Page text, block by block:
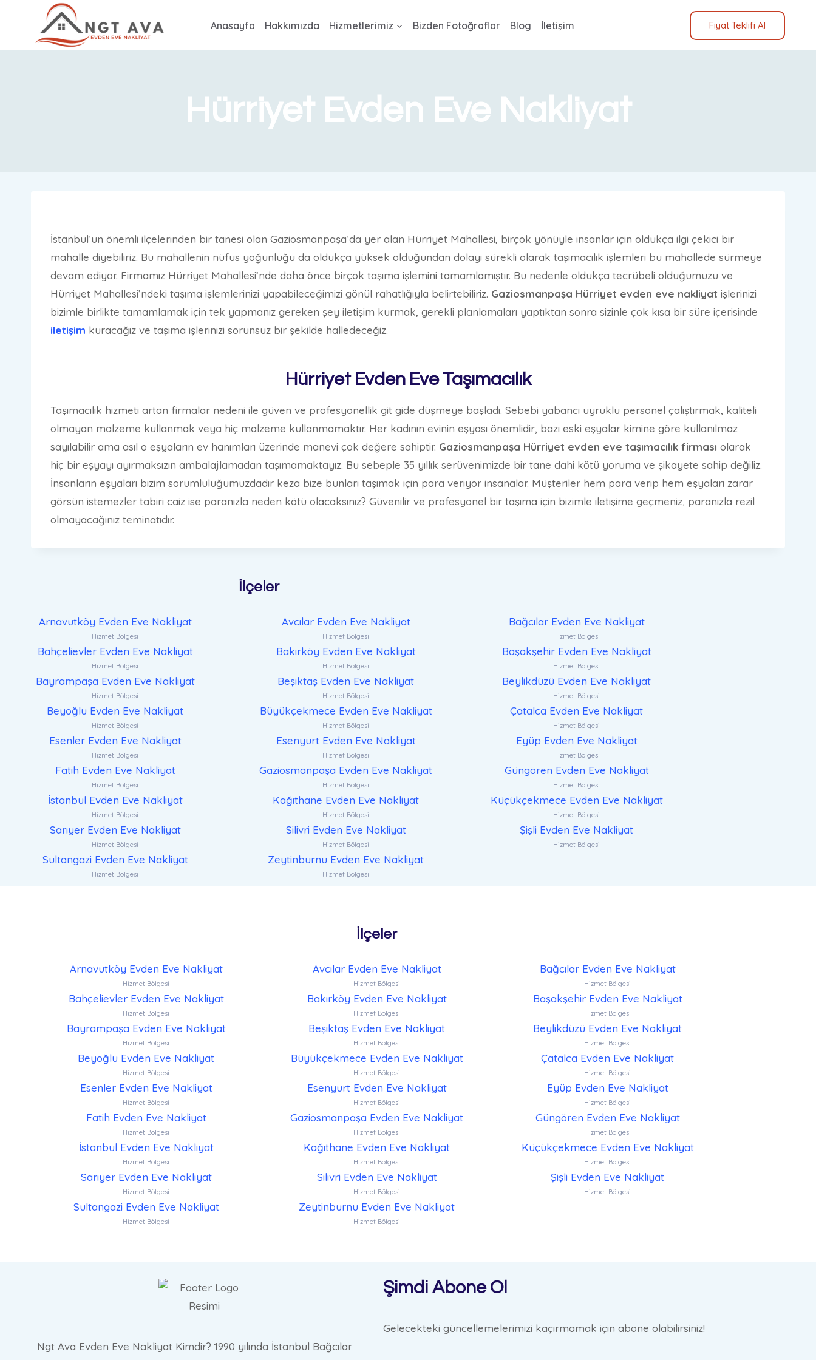
Anasayfa Hakkımızda Hizmetlerimiz Bizden Fotoğraflar Blog İletişim Fiyat Teklifi Al
Hürriyet Evden Eve Nakliyat
İstanbul’un önemli ilçelerinden bir tanesi olan Gaziosmanpaşa’da yer alan Hürriyet Mahallesi, birçok yönüyle insanlar için oldukça ilgi çekici bir
mahalle diyebiliriz. Bu mahallenin nüfus yoğunluğu da oldukça yüksek olduğundan dolayı sürekli olarak taşımacılık işlemleri bu mahallede sürmeye
devam ediyor. Firmamız Hürriyet Mahallesi’nde daha önce birçok taşıma işlemini tamamlamıştır. Bu nedenle oldukça tecrübeli olduğumuzu ve
Hürriyet Mahallesi’ndeki taşıma işlemlerinizi yapabileceğimizi gönül rahatlığıyla belirtebiliriz. Gaziosmanpaşa Hürriyet evden eve nakliyat işlerinizi
bizimle birlikte tamamlamak için tek yapmanız gereken şey iletişim kurmak, gerekli planlamaları yaptıktan sonra sizinle çok kısa bir süre içerisinde
iletişim kuracağız ve taşıma işlerinizi sorunsuz bir şekilde halledeceğiz.
Hürriyet Evden Eve Taşımacılık
Taşımacılık hizmeti artan firmalar nedeni ile güven ve profesyonellik git gide düşmeye başladı. Sebebi yabancı uyruklu personel çalıştırmak, kaliteli
olmayan malzeme kullanmak veya hiç malzeme kullanmamaktır. Her kadının evinin eşyası önemlidir, bazı eski eşyalar kimine göre kullanılmaz
sayılabilir ama asıl o eşyaların ev hanımları üzerinde manevi çok değere sahiptir. Gaziosmanpaşa Hürriyet evden eve taşımacılık firması olarak
hiç bir eşyayı ayırmaksızın ambalajlamadan taşımamaktayız. Bu sebeple 35 yıllık serüvenimizde bir tane dahi kötü yoruma ve şikayete sahip değiliz.
İnsanların eşyaları bizim sorumluluğumuzdadır keza bize bunları taşımak için para veriyor insanalar. Müşteriler hem para verip hem eşyaları zarar
görsün istemezler tabiri caiz ise paranızla neden kötü olacaksınız? Güvenilir ve profesyonel bir taşıma için bizimle iletişime geçmeniz, paranızla rezil
olmayacağınız teminatıdır.
İlçeler
Arnavutköy Evden Eve Nakliyat
Hizmet Bölgesi
Bahçelievler Evden Eve Nakliyat
Hizmet Bölgesi
Bayrampaşa Evden Eve Nakliyat
Hizmet Bölgesi
Beyoğlu Evden Eve Nakliyat
Hizmet Bölgesi
Esenler Evden Eve Nakliyat
Hizmet Bölgesi
Fatih Evden Eve Nakliyat
Hizmet Bölgesi
İstanbul Evden Eve Nakliyat
Hizmet Bölgesi
Sarıyer Evden Eve Nakliyat
Hizmet Bölgesi
Sultangazi Evden Eve Nakliyat
Hizmet Bölgesi
Avcılar Evden Eve Nakliyat
Hizmet Bölgesi
Bakırköy Evden Eve Nakliyat
Hizmet Bölgesi
Beşiktaş Evden Eve Nakliyat
Hizmet Bölgesi
Büyükçekmece Evden Eve Nakliyat
Hizmet Bölgesi
Esenyurt Evden Eve Nakliyat
Hizmet Bölgesi
Gaziosmanpaşa Evden Eve Nakliyat
Hizmet Bölgesi
Kağıthane Evden Eve Nakliyat
Hizmet Bölgesi
Silivri Evden Eve Nakliyat
Hizmet Bölgesi
Zeytinburnu Evden Eve Nakliyat
Hizmet Bölgesi
Bağcılar Evden Eve Nakliyat
Hizmet Bölgesi
Başakşehir Evden Eve Nakliyat
Hizmet Bölgesi
Beylikdüzü Evden Eve Nakliyat
Hizmet Bölgesi
Çatalca Evden Eve Nakliyat
Hizmet Bölgesi
Eyüp Evden Eve Nakliyat
Hizmet Bölgesi
Güngören Evden Eve Nakliyat
Hizmet Bölgesi
Küçükçekmece Evden Eve Nakliyat
Hizmet Bölgesi
Şişli Evden Eve Nakliyat
Hizmet Bölgesi
İlçeler
Arnavutköy Evden Eve Nakliyat
Hizmet Bölgesi
Bahçelievler Evden Eve Nakliyat
Hizmet Bölgesi
Bayrampaşa Evden Eve Nakliyat
Hizmet Bölgesi
Beyoğlu Evden Eve Nakliyat
Hizmet Bölgesi
Esenler Evden Eve Nakliyat
Hizmet Bölgesi
Fatih Evden Eve Nakliyat
Hizmet Bölgesi
İstanbul Evden Eve Nakliyat
Hizmet Bölgesi
Sarıyer Evden Eve Nakliyat
Hizmet Bölgesi
Sultangazi Evden Eve Nakliyat
Hizmet Bölgesi
Avcılar Evden Eve Nakliyat
Hizmet Bölgesi
Bakırköy Evden Eve Nakliyat
Hizmet Bölgesi
Beşiktaş Evden Eve Nakliyat
Hizmet Bölgesi
Büyükçekmece Evden Eve Nakliyat
Hizmet Bölgesi
Esenyurt Evden Eve Nakliyat
Hizmet Bölgesi
Gaziosmanpaşa Evden Eve Nakliyat
Hizmet Bölgesi
Kağıthane Evden Eve Nakliyat
Hizmet Bölgesi
Silivri Evden Eve Nakliyat
Hizmet Bölgesi
Zeytinburnu Evden Eve Nakliyat
Hizmet Bölgesi
Bağcılar Evden Eve Nakliyat
Hizmet Bölgesi
Başakşehir Evden Eve Nakliyat
Hizmet Bölgesi
Beylikdüzü Evden Eve Nakliyat
Hizmet Bölgesi
Çatalca Evden Eve Nakliyat
Hizmet Bölgesi
Eyüp Evden Eve Nakliyat
Hizmet Bölgesi
Güngören Evden Eve Nakliyat
Hizmet Bölgesi
Küçükçekmece Evden Eve Nakliyat
Hizmet Bölgesi
Şişli Evden Eve Nakliyat
Hizmet Bölgesi
Ngt Ava Evden Eve Nakliyat Kimdir? 1990 yılında İstanbul Bağcılar
Şimdi Abone Ol
Gelecekteki güncellemelerimizi kaçırmamak için abone olabilirsiniz!